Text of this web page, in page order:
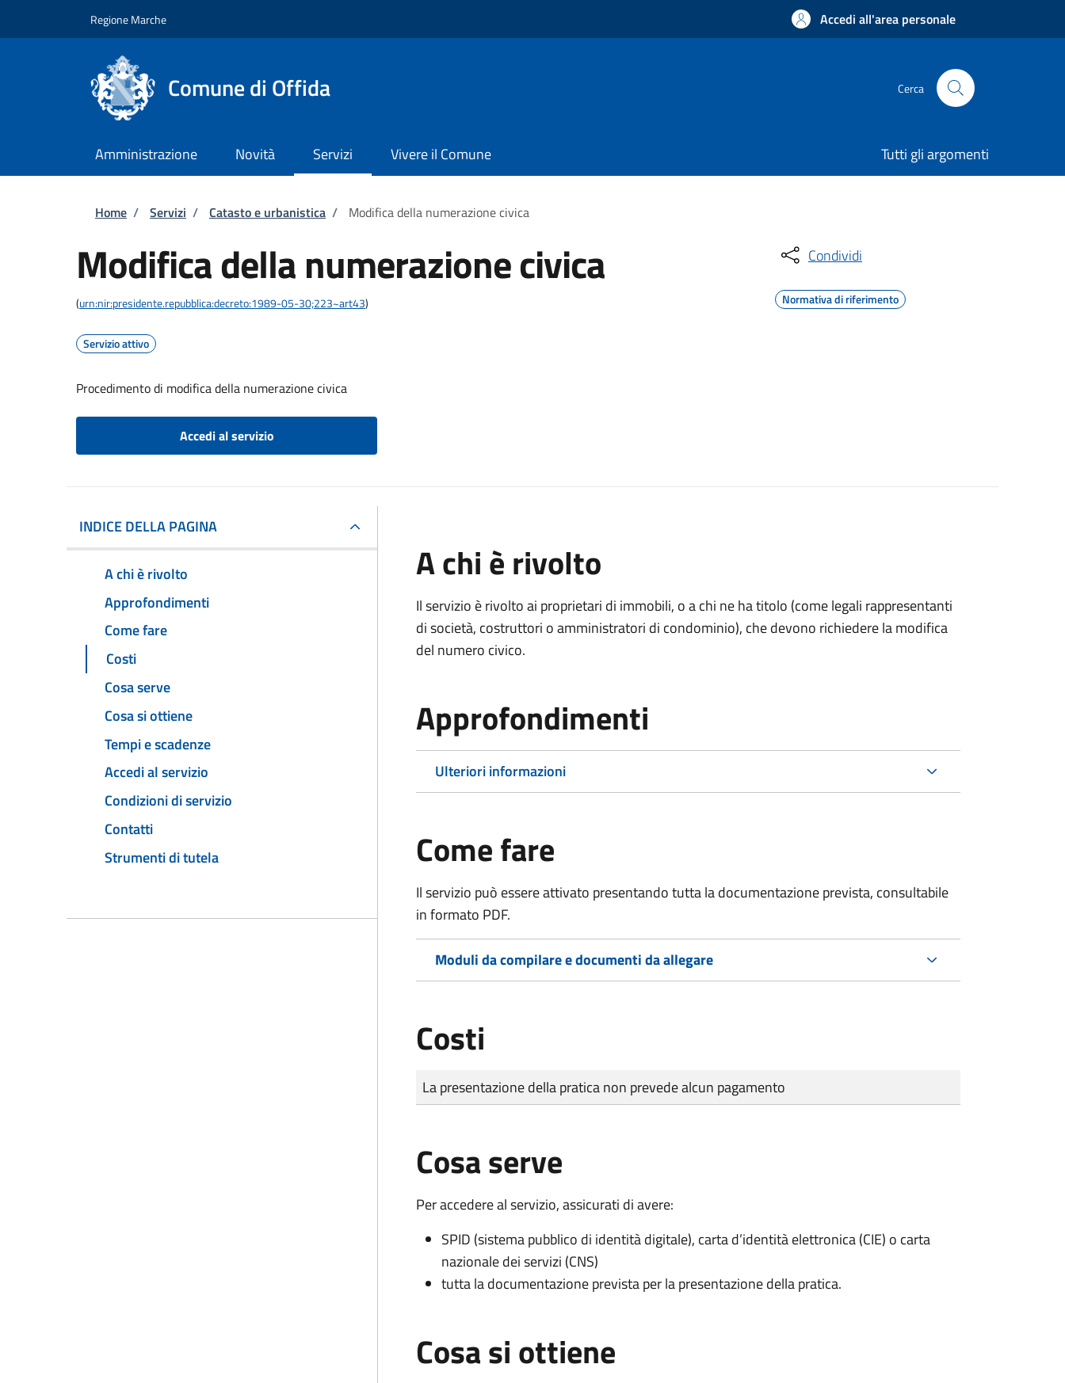
Regione Marche Accedi all'area personale
Comune di Offida Cerca
Amministrazione Novità Servizi Vivere il Comune Tutti gli argomenti
Briciole di pane
Home / Servizi / Catasto e urbanistica / Modifica della numerazione civica
Modifica della numerazione civica
(urn:nir:presidente.repubblica:decreto:1989-05-30;223~art43)
Servizio attivo
Procedimento di modifica della numerazione civica
Accedi al servizio
Condividi
Normativa di riferimento
INDICE DELLA PAGINA
A chi è rivolto
Approfondimenti
Come fare
Costi
Cosa serve
Cosa si ottiene
Tempi e scadenze
Accedi al servizio
Condizioni di servizio
Contatti
Strumenti di tutela
A chi è rivolto
Il servizio è rivolto ai proprietari di immobili, o a chi ne ha titolo (come legali rappresentanti
di società, costruttori o amministratori di condominio), che devono richiedere la modifica
del numero civico.
Approfondimenti
Ulteriori informazioni
Come fare
Il servizio può essere attivato presentando tutta la documentazione prevista, consultabile
in formato PDF.
Moduli da compilare e documenti da allegare
Costi
Tipo di pagamento
Importo
La presentazione della pratica non prevede alcun pagamento
Cosa serve
Per accedere al servizio, assicurati di avere:
SPID (sistema pubblico di identità digitale), carta d’identità elettronica (CIE) o carta
nazionale dei servizi (CNS)
tutta la documentazione prevista per la presentazione della pratica.
Cosa si ottiene